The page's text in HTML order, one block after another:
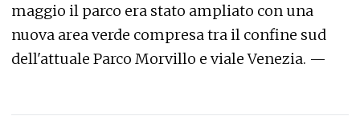
maggio il parco era stato ampliato con una
nuova area verde compresa tra il confine sud
dell'attuale Parco Morvillo e viale Venezia. —